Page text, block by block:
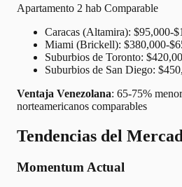
Apartamento 2 hab Comparable
Caracas (Altamira): $95,000-
Miami (Brickell): $380,000-
Suburbios de Toronto:
Suburbios de San Diego:
Ventaja Venezolana: 65-75%
norteamericanos comparables
Tendencias del
Momentum Actual